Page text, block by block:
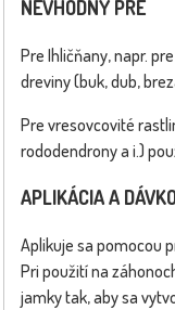
NEVHODNÝ PRE
Pre Ihličňany, napr.
dreviny (buk, dub,
Pre vresovcovité
rododendrony a i.)
APLIKÁCIA A
Aplikuje sa pomocou
Pri použití na
jamky tak, aby sa